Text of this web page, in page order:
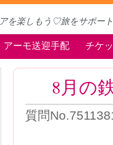
を楽しもう♡旅をサポート
アーモ送迎手配 チケ
8月の
質問